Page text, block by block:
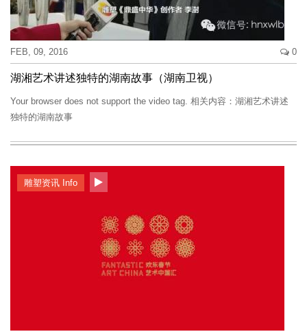
FEB, 09, 2016 0
湖湘艺术讲述独特的湖南故事（湖南卫视）
Your browser does not support the video tag. 相关内容：湖湘艺术讲述
独特的湖南故事
雕塑资讯 Info